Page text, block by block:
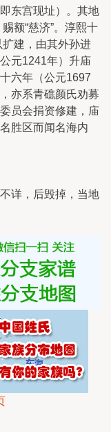
东宫现址）。其地
额“慈济”。淳熙十
建，由其外孙进
元1241年）升庙
六年（公元1697
亦系青礁颜氏劝募
员会捐资修建，庙
胜区而闻名海内
详，后毁掉，当地